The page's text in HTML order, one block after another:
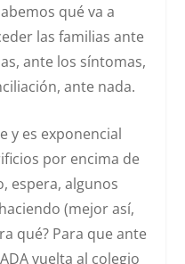
qué va a
las familias ante
ante los síntomas,
ante nada.
y es exponencial
por encima de
espera, algunos
(mejor así,
qué? Para que ante
vuelta al colegio